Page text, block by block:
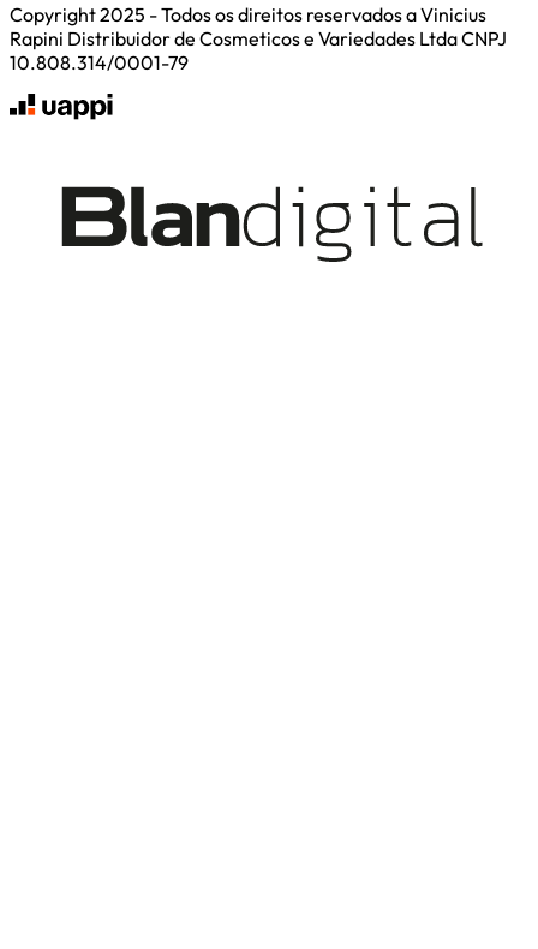
Copyright 2025 - Todos os direitos reservados a Vinicius
Rapini Distribuidor de Cosmeticos e Variedades Ltda CNPJ
10.808.314/0001-79